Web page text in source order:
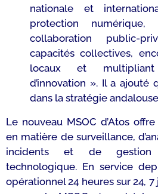
nationale et
protection
collaboration public-
capacités collectives,
locaux et
d’innovation ».Il a ajouté
dans la stratégie
Le nouveau MSOC d’Atos
en matière de surveillance,
incidents et de gestion
technologique. En service
opérationnel 24 heures sur 24,